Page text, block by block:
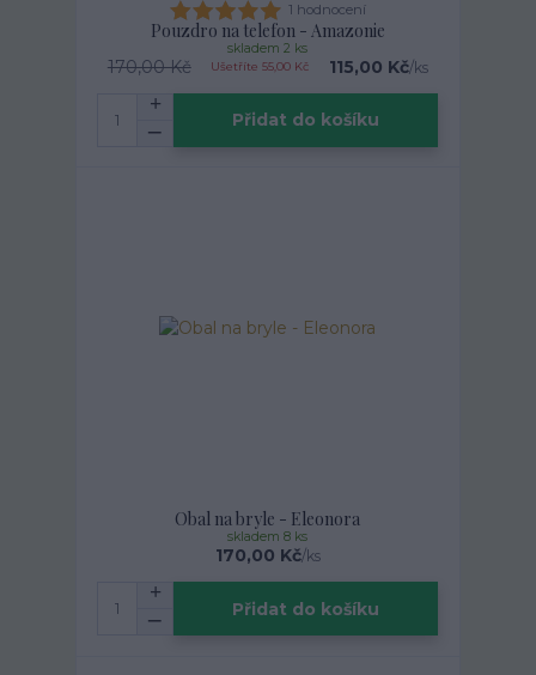
1 hodnocení
Pouzdro na telefon - Amazonie
170,00 Kč Ušetříte 55,00 Kč 115,00 Kč/ks
skladem 2 ks
Přidat do košíku
Obal na bryle - Eleonora
170,00 Kč/ks
skladem 8 ks
Přidat do košíku